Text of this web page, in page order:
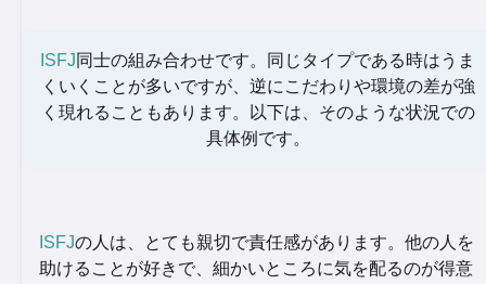
ISFJ同士の組み合わせです。同じタイプである時はうま
くいくことが多いですが、逆にこだわりや環境の差が強
く現れることもあります。以下は、そのような状況での
具体例です。
ISFJの人は、とても親切で責任感があります。他の人を
助けることが好きで、細かいところに気を配るのが得意